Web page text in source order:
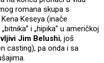
romana skupa s
Keseya (inače
i „hipika” u američkoj
Jim Belushi, još
casting), pa onda i sa